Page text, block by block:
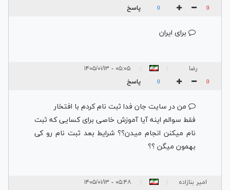
امین
0
0 پاسخ
برای ایران
رضا ۰۵:۰۵ - ۱۴۰۵/۰۱/۱۳
0
0 پاسخ
من در سایت جان فدا ثبت نام کردم با افتخار
فقط سوالم اینه آیا آموزش خاصی برای کسایی که ثبت
نام میکنن انجام میدن؟؟ شرایط بعد ثبت نام رو کی
بهمون میگن ؟؟
امیر بنازاده ۰۵:۴۸ - ۱۴۰۵/۰۱/۱۳